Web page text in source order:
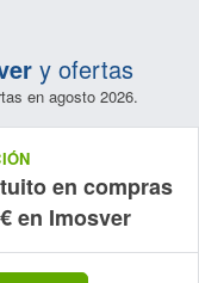
y ofertas
en agosto 2026.
en compras
en Imosver